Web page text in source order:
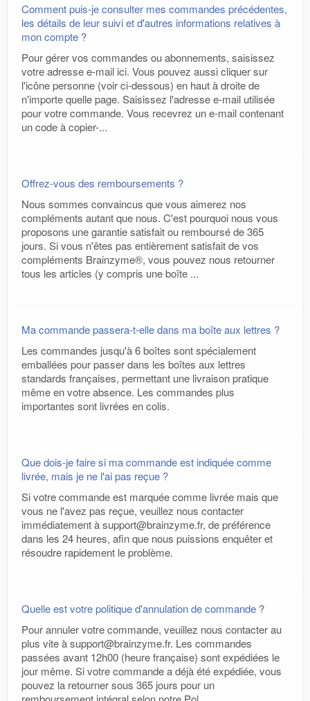
Comment puis-je consulter mes commandes précédentes,
les détails de leur suivi et d'autres informations relatives à
mon compte ?
Pour gérer vos commandes ou abonnements, saisissez
votre adresse e-mail ici. Vous pouvez aussi cliquer sur
l'icône personne (voir ci-dessous) en haut à droite de
n'importe quelle page. Saisissez l'adresse e-mail utilisée
pour votre commande. Vous recevrez un e-mail contenant
un code à copier-...
Offrez-vous des remboursements ?
Nous sommes convaincus que vous aimerez nos
compléments autant que nous. C'est pourquoi nous vous
proposons une garantie satisfait ou remboursé de 365
jours. Si vous n'êtes pas entièrement satisfait de vos
compléments Brainzyme®, vous pouvez nous retourner
tous les articles (y compris une boîte ...
Ma commande passera-t-elle dans ma boîte aux lettres ?
Les commandes jusqu'à 6 boîtes sont spécialement
emballées pour passer dans les boîtes aux lettres
standards françaises, permettant une livraison pratique
même en votre absence. Les commandes plus
importantes sont livrées en colis.
Que dois-je faire si ma commande est indiquée comme
livrée, mais je ne l'ai pas reçue ?
Si votre commande est marquée comme livrée mais que
vous ne l'avez pas reçue, veuillez nous contacter
immédiatement à support@brainzyme.fr, de préférence
dans les 24 heures, afin que nous puissions enquêter et
résoudre rapidement le problème.
Quelle est votre politique d'annulation de commande ?
Pour annuler votre commande, veuillez nous contacter au
plus vite à support@brainzyme.fr. Les commandes
passées avant 12h00 (heure française) sont expédiées le
jour même. Si votre commande a déjà été expédiée, vous
pouvez la retourner sous 365 jours pour un